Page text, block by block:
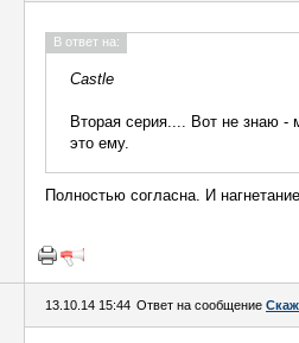
В ответ на:
Castle
Вторая серия.... Вот не знаю -
это ему.
Полностью согласна. И
13.10.14 15:44 Ответ на сообщение